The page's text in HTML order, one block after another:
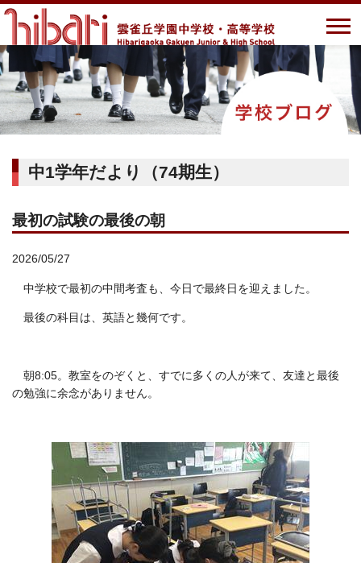
中1学年だより（74期生）
最初の試験の最後の朝
2026/05/27
中学校で最初の中間考査も、今日で最終日を迎えました。
最後の科目は、英語と幾何です。
朝8:05。教室をのぞくと、すでに多くの人が来て、友達と最後
の勉強に余念がありません。